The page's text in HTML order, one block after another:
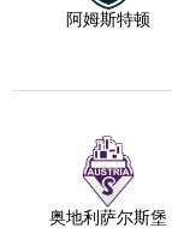
阿姆斯特顿
奥地利萨尔斯堡